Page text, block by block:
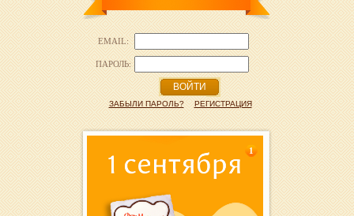
EMAIL:
ПАРОЛЬ:
ВОЙТИ
ЗАБЫЛИ ПАРОЛЬ? РЕГИСТРАЦИЯ
1